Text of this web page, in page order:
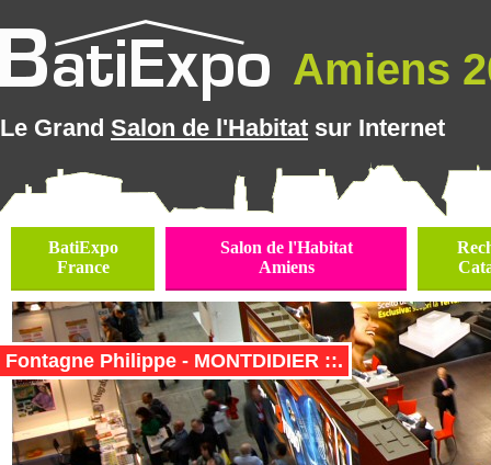
Amiens
Le Grand Salon de l'Habitat sur Internet
BatiExpo
France
Salon de l'Habitat
Amiens
Fontagne Philippe - MONTDIDIER ::.